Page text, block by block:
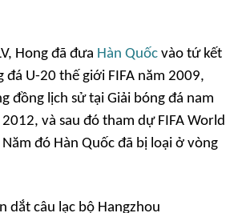
Hong đã đưa Hàn Quốc vào tứ kết
đá U-20 thế giới FIFA năm 2009,
đồng lịch sử tại Giải bóng đá nam
và sau đó tham dự FIFA World
đó Hàn Quốc đã bị loại ở vòng
dắt câu lạc bộ Hangzhou